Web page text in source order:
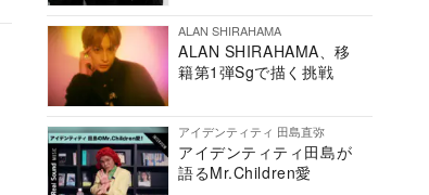
ALAN SHIRAHAMA
ALAN SHIRAHAMA、移
籍第1弾Sgで描く挑戦
アイデンティティ 田島直弥
アイデンティティ田島が
語るMr.Children愛